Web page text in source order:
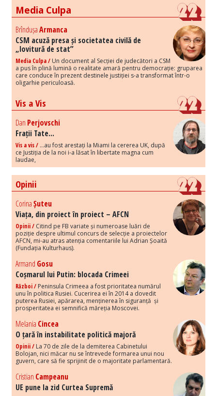
Media Culpa
BrîndușaArmanca
CSM acuză presa și societatea civilă de
„lovitură de stat”
Media Culpa / Un document al Secției de judecători a CSM
a pus în plină lumină o realitate amară pentru democrație: gruparea
care conduce în prezent destinele justiției s-a transformat într-o
oligarhie periculoasă.
Vis a Vis
Dan Perjovschi
Frații Tate...
Vis a vis / ...au fost arestați la Miami la cererea UK, după
ce Justiția de la noi i-a lăsat în libertate magna cum
laudae,
Opinii
CorinaȘuteu
Viața, din proiect în proiect – AFCN
Opinii / Citind pe FB variate și numeroase luări de
poziție despre ultimul concurs de selecție a proiectelor
AFCN, mi-au atras atenția comentariile lui Adrian Șoaită
(Fundația Kulturhaus).
Armand Gosu
Coșmarul lui Putin: blocada Crimeei
Război / Peninsula Crimeea a fost prioritatea numărul
unu în politica Rusiei. Cucerirea ei în 2014 a dovedit
puterea Rusiei, apărarea, menținerea în siguranță și
prosperitatea ei semnifică măreția Moscovei.
Melania Cincea
O țară în instabilitate politică majoră
Opinii / La 70 de zile de la demiterea Cabinetului
Bolojan, nici măcar nu se întrevede formarea unui nou
guvern, care să fie sprijinit de o majoritate parlamentară.
Cristian Campeanu
UE pune la zid Curtea Supremă